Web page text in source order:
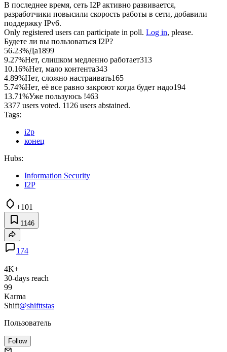
В последнее время, сеть I2P активно развивается,
разработчики повысили скорость работы в сети, добавили
поддержку IPv6.
Only registered users can participate in poll. Log in, please.
Будете ли вы пользоваться I2P?
56.23%Да1899
9.27%Нет, слишком медленно работает313
10.16%Нет, мало контента343
4.89%Нет, сложно настраивать165
5.74%Нет, её все равно закроют когда будет надо194
13.71%Уже пользуюсь !463
3377 users voted. 1126 users abstained.
Tags:
i2p
конец
Hubs:
Information Security
I2P
+101
1146
174
4K+
30-days reach
99
Karma
Shift@shifttstas
Пользователь
Follow